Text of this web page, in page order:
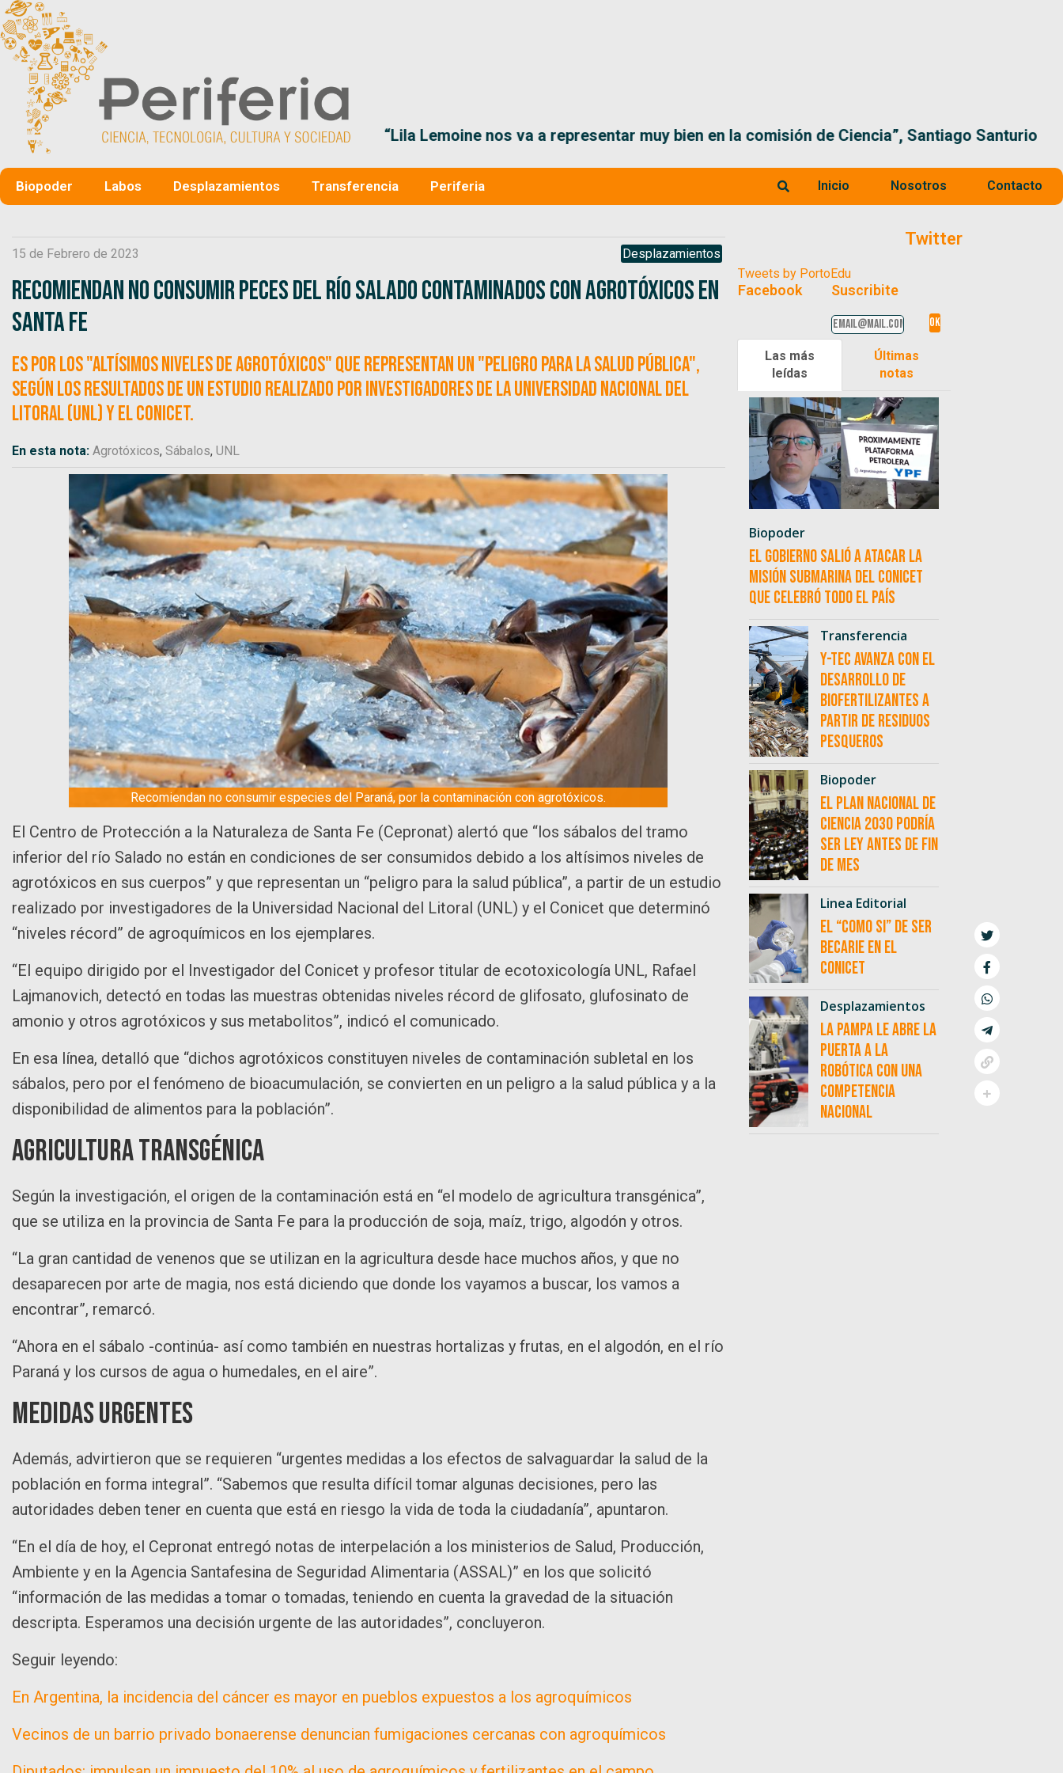
“Lila Lemoine nos va a representar muy bien en la comisión de Ciencia”, Santiago Santurio
Biopoder Labos Desplazamientos Transferencia Periferia Inicio Nosotros Contacto
15 de Febrero de 2023 Desplazamientos
Recomiendan no consumir peces del río Salado contaminados con agrotóxicos en
Santa Fe
Es por los "altísimos niveles de agrotóxicos" que representan un "peligro para la salud pública",
según los resultados de un estudio realizado por investigadores de la Universidad Nacional del
Litoral (UNL) y el Conicet.
En esta nota: Agrotóxicos, Sábalos, UNL
Recomiendan no consumir especies del Paraná, por la contaminación con agrotóxicos.
El Centro de Protección a la Naturaleza de Santa Fe (Cepronat) alertó que “los sábalos del tramo
inferior del río Salado no están en condiciones de ser consumidos debido a los altísimos niveles de
agrotóxicos en sus cuerpos” y que representan un “peligro para la salud pública”, a partir de un estudio
realizado por investigadores de la Universidad Nacional del Litoral (UNL) y el Conicet que determinó
“niveles récord” de agroquímicos en los ejemplares.
“El equipo dirigido por el Investigador del Conicet y profesor titular de ecotoxicología UNL, Rafael
Lajmanovich, detectó en todas las muestras obtenidas niveles récord de glifosato, glufosinato de
amonio y otros agrotóxicos y sus metabolitos”, indicó el comunicado.
En esa línea, detalló que “dichos agrotóxicos constituyen niveles de contaminación subletal en los
sábalos, pero por el fenómeno de bioacumulación, se convierten en un peligro a la salud pública y a la
disponibilidad de alimentos para la población”.
Agricultura transgénica
Según la investigación, el origen de la contaminación está en “el modelo de agricultura transgénica”,
que se utiliza en la provincia de Santa Fe para la producción de soja, maíz, trigo, algodón y otros.
“La gran cantidad de venenos que se utilizan en la agricultura desde hace muchos años, y que no
desaparecen por arte de magia, nos está diciendo que donde los vayamos a buscar, los vamos a
encontrar”, remarcó.
“Ahora en el sábalo -continúa- así como también en nuestras hortalizas y frutas, en el algodón, en el río
Paraná y los cursos de agua o humedales, en el aire”.
Medidas urgentes
Además, advirtieron que se requieren “urgentes medidas a los efectos de salvaguardar la salud de la
población en forma integral”. “Sabemos que resulta difícil tomar algunas decisiones, pero las
autoridades deben tener en cuenta que está en riesgo la vida de toda la ciudadanía”, apuntaron.
“En el día de hoy, el Cepronat entregó notas de interpelación a los ministerios de Salud, Producción,
Ambiente y en la Agencia Santafesina de Seguridad Alimentaria (ASSAL)” en los que solicitó
“información de las medidas a tomar o tomadas, teniendo en cuenta la gravedad de la situación
descripta. Esperamos una decisión urgente de las autoridades”, concluyeron.
Seguir leyendo:
En Argentina, la incidencia del cáncer es mayor en pueblos expuestos a los agroquímicos
Vecinos de un barrio privado bonaerense denuncian fumigaciones cercanas con agroquímicos
Twitter
Tweets by PortoEdu
Facebook Suscribite
Las más
leídas
Últimas
notas
Biopoder
El Gobierno salió a atacar la
misión submarina del CONICET
que celebró todo el país
Transferencia
Y-TEC avanza con el
desarrollo de
biofertilizantes a
partir de residuos
pesqueros
Biopoder
El Plan Nacional de
Ciencia 2030 podría
ser ley antes de fin
de mes
Linea Editorial
El “como si” de ser
becarie en el
CONICET
Desplazamientos
La Pampa le abre la
puerta a la
robótica con una
competencia
nacional